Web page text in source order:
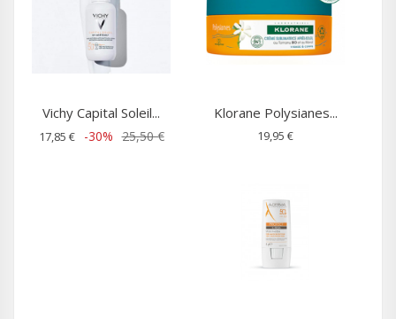
Vichy Capital Soleil...
17,85 € -30% 25,50 €
Klorane Polysianes...
19,95 €